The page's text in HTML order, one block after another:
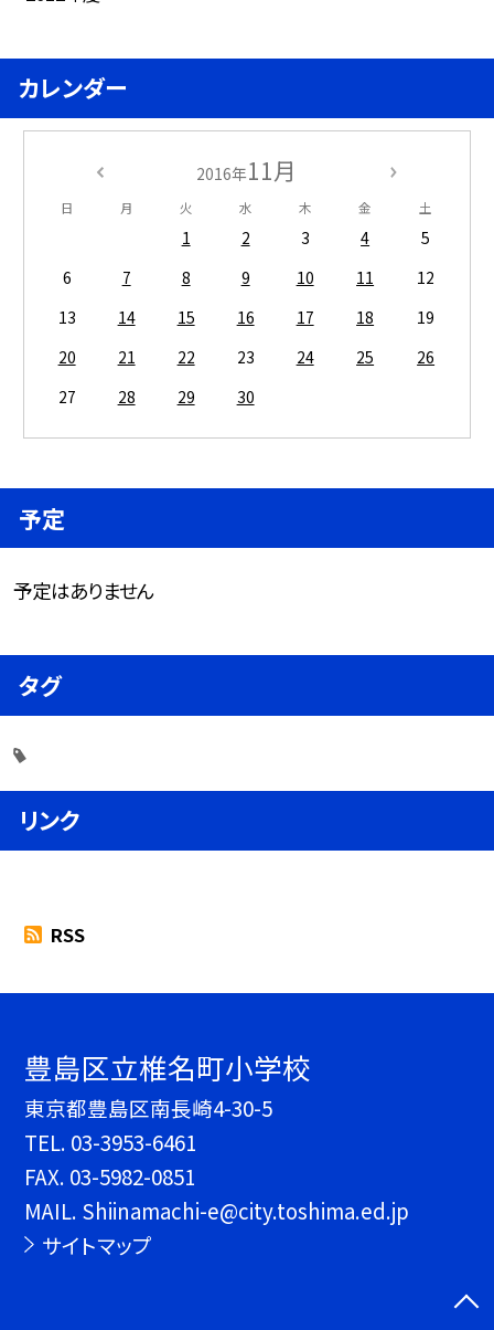
カレンダー
2016年11月
日 月 火 水 木 金 土
1 2 3 4
5
6
7 8 9 10 11
12
13
14 15 16 17 18
19
20
21 22 23 24 25
26
27
28 29 30
予定
予定はありません
タグ
リンク
RSS
豊島区立椎名町小学校
東京都豊島区南長崎4-30-5
TEL. 03-3953-6461
FAX. 03-5982-0851
MAIL. Shiinamachi-e@city.toshima.ed.jp
サイトマップ